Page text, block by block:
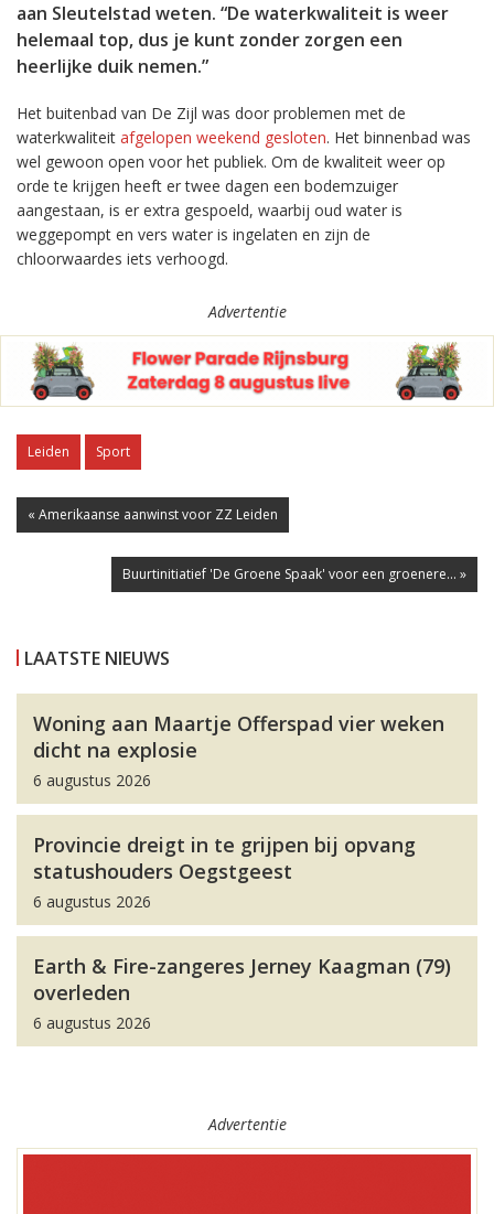
aan Sleutelstad weten. “De waterkwaliteit is weer
helemaal top, dus je kunt zonder zorgen een
heerlijke duik nemen.”
Het buitenbad van De Zijl was door problemen met de
waterkwaliteit afgelopen weekend gesloten. Het binnenbad was
wel gewoon open voor het publiek. Om de kwaliteit weer op
orde te krijgen heeft er twee dagen een bodemzuiger
aangestaan, is er extra gespoeld, waarbij oud water is
weggepompt en vers water is ingelaten en zijn de
chloorwaardes iets verhoogd.
Advertentie
Leiden Sport
« Amerikaanse aanwinst voor ZZ Leiden
Buurtinitiatief 'De Groene Spaak' voor een groenere... »
LAATSTE NIEUWS
Woning aan Maartje Offerspad vier weken
dicht na explosie
6 augustus 2026
Provincie dreigt in te grijpen bij opvang
statushouders Oegstgeest
6 augustus 2026
Earth & Fire-zangeres Jerney Kaagman (79)
overleden
6 augustus 2026
Advertentie